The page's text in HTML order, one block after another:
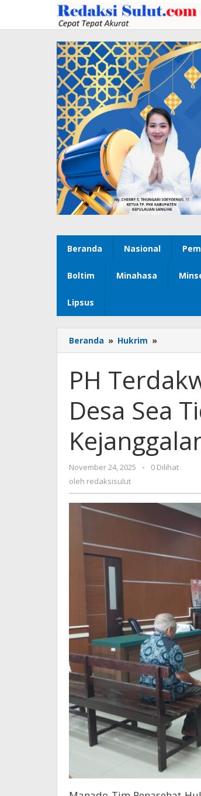
konten
Beranda Nasional
Boltim Minahasa
Lipsus
Beranda » Hukrim »
Terdakwa
Kesaksian
Desa
Sea
Netral
dan
Sarat
PH
Desa Sea
November 24, 2025
oleh
-
0 Dilihat
oleh redaksisulut